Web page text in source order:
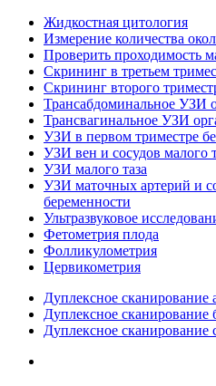
Жидкостная цитология
Измерение количества
Проверить проходимость
Скрининг в третьем
Скрининг второго
Трансабдоминальное УЗИ
Трансвагинальное УЗИ
УЗИ в первом триместре
УЗИ вен и сосудов малого
УЗИ малого таза
УЗИ маточных артерий и
беременности
Ультразвуковое
Фетометрия плода
Фолликулометрия
Цервикометрия
Дуплексное сканирование
Дуплексное сканирование
Дуплексное сканирование